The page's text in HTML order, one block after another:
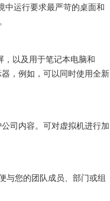
中运行要求最严苛的桌面和
以及用于笔记本电脑和
，例如，可以同时使用全新
司内容。可对虚拟机进行加
与您的团队成员、部门或组